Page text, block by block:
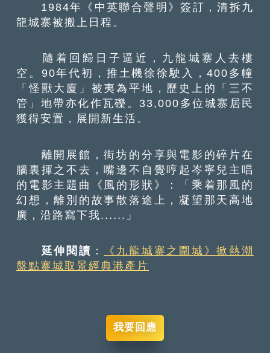
1984年《中英聯合聲明》簽訂，清拆九
龍城寨被搬上日程。
隨着回歸日子逼近，九龍城寨人去樓
空。90年代初，推土機徐徐駛入，400多幢
「怪獸大廈」被夷為平地，歷史上的「三不
管」地帶亦化作瓦礫。33,000多位城寨居民
獲得安置，展開新生活。
離開展館，街坊的分享與電影的碎片在
腦裏揮之不去，嘴邊不自覺哼起岑寧兒主唱
的電影主題曲《風的形狀》：「乘着那風的
幻想，離別的故事散落途上，凝望那天高地
廣，沿路寫下我......」
延伸閱讀 ：
《九龍城寨之圍城》掀熱潮
盤點寨城取景經典港產片
我要回應